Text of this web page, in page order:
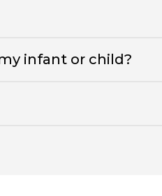
infant or child?